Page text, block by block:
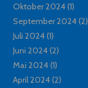
Oktober 2024(1)
September 2024(2)
Juli 2024(1)
Juni 2024(2)
Mai 2024(1)
April 2024(2)